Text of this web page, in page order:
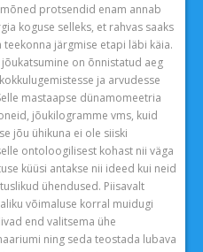
protsendid enam annab
koguse selleks, et rahvas saaks
järgmise etapi läbi käia.
on õnnistatud aeg
ja arvudesse
mastaapse dünamomeetria
jõukilogramme vms, kuid
jõu ühikuna ei ole siiski
ontoloogilisest kohast nii väga
küüsi antakse nii ideed kui neid
ühendused. Piisavalt
võimaluse korral muidugi
end valitsema ühe
ning seda teostada lubava